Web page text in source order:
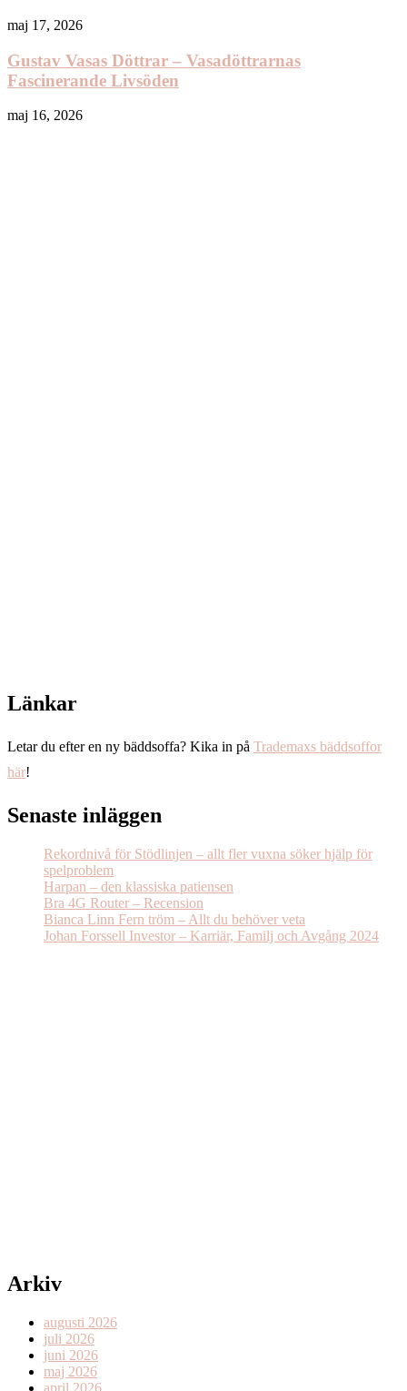
maj 17, 2026
Gustav Vasas Döttrar – Vasadöttrarnas
Fascinerande Livsöden
maj 16, 2026
Länkar
Letar du efter en ny bäddsoffa? Kika in på Trademaxs bäddsoffor
här!
Senaste inläggen
Rekordnivå för Stödlinjen – allt fler vuxna söker hjälp för
spelproblem
Harpan – den klassiska patiensen
Bra 4G Router – Recension
Bianca Linn Fern tröm – Allt du behöver veta
Johan Forssell Investor – Karriär, Familj och Avgång 2024
Arkiv
augusti 2026
juli 2026
juni 2026
maj 2026
april 2026